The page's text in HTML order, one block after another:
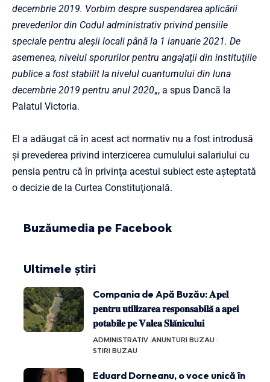
decembrie 2019. Vorbim despre suspendarea aplicării
prevederilor din Codul administrativ privind pensiile
speciale pentru aleşii locali până la 1 ianuarie 2021. De
asemenea, nivelul sporurilor pentru angajaţii din instituţiile
publice a fost stabilit la nivelul cuantumului din luna
decembrie 2019 pentru anul 2020„, a spus Dancă la
Palatul Victoria.
El a adăugat că în acest act normativ nu a fost introdusă
şi prevederea privind interzicerea cumulului salariului cu
pensia pentru că în privinţa acestui subiect este aşteptată
o decizie de la Curtea Constituţională.
Buzăumedia pe Facebook
Ultimele știri
Compania de Apă Buzău: 𝐀𝐩𝐞𝐥
𝐩𝐞𝐧𝐭𝐫𝐮 𝐮𝐭𝐢𝐥𝐢𝐳𝐚𝐫𝐞𝐚 𝐫𝐞𝐬𝐩𝐨𝐧𝐬𝐚𝐛𝐢𝐥𝐚̆ 𝐚 𝐚𝐩𝐞𝐢
𝐩𝐨𝐭𝐚𝐛𝐢𝐥𝐞 𝐩𝐞 𝐕𝐚𝐥𝐞𝐚 𝐒𝐥𝐚̆𝐧𝐢𝐜𝐮𝐥𝐮𝐢
ADMINISTRATIV ANUNTURI BUZAU
STIRI BUZAU
Eduard Dorneanu, o voce unică în